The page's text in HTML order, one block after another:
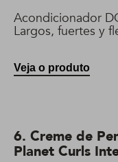
Acondicionador
Largos, fuertes y
Veja o produto
6. Creme de
Planet Curls